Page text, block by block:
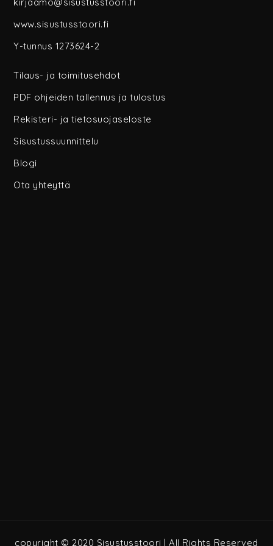
www.sisustusstoori.fi
Y-tunnus 1273624-2
Tilaus- ja toimitusehdot
PDF ohjeiden tallennus ja tulostus
Rekisteri- ja tietosuojaseloste
Sisustussuunnittelu
Blogi
Ota yhteyttä
copyright © 2020 Sisustusstoori | All Rights Reserved